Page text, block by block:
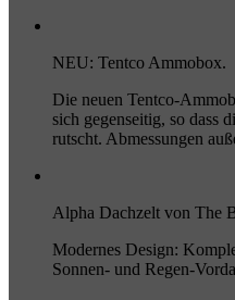
NEU: Tentco Ammobox.
Die neuen Tentco-
sich gegenseitig, so dass
rutscht. Abmessungen
Alpha Dachzelt von The
Modernes Design:
Sonnen- und Regen-